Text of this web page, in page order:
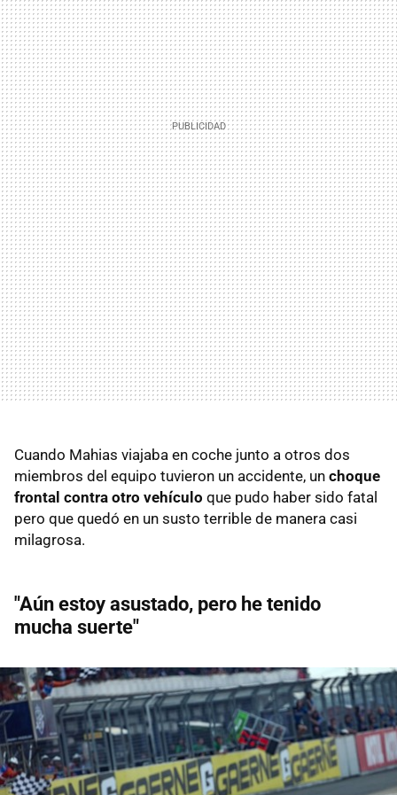
Cuando Mahias viajaba en coche junto a otros dos
miembros del equipo tuvieron un accidente, un choque
frontal contra otro vehículo que pudo haber sido fatal
pero que quedó en un susto terrible de manera casi
milagrosa.
"Aún estoy asustado, pero he tenido
mucha suerte"